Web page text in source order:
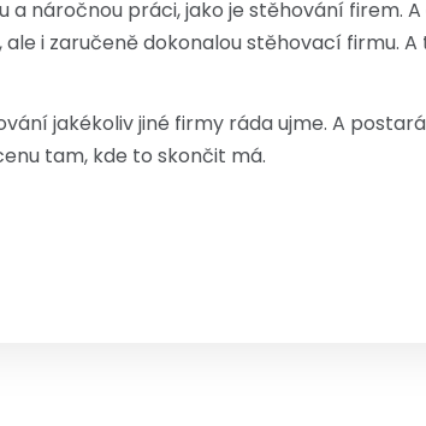
náročnou práci, jako je stěhování firem.
ale i zaručeně dokonalou stěhovací firmu.
jakékoliv jiné firmy ráda ujme. A
tam, kde to skončit má.